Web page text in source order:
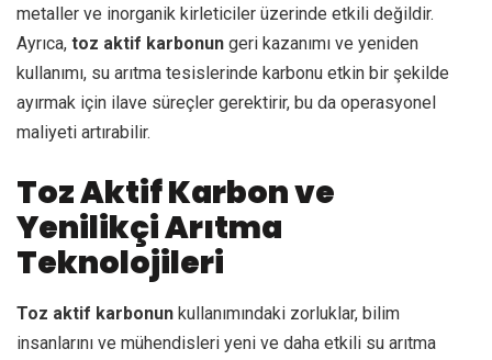
metaller ve inorganik kirleticiler üzerinde etkili değildir.
Ayrıca, toz aktif karbonun geri kazanımı ve yeniden
kullanımı, su arıtma tesislerinde karbonu etkin bir şekilde
ayırmak için ilave süreçler gerektirir, bu da operasyonel
maliyeti artırabilir.
Toz Aktif Karbon ve
Yenilikçi Arıtma
Teknolojileri
Toz aktif karbonun kullanımındaki zorluklar, bilim
insanlarını ve mühendisleri yeni ve daha etkili su arıtma